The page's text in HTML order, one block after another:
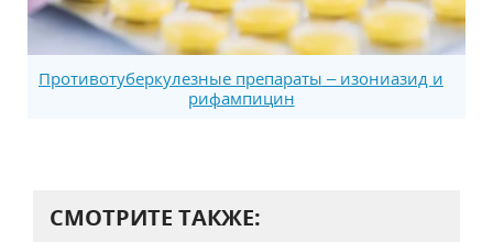
Противотуберкулезные препараты – изониазид и
рифампицин
СМОТРИТЕ ТАКЖЕ: